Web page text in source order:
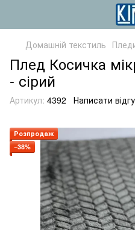
Домашній текстиль
Плед Косичка
- сірий
Артикул: 4392 Написати
Розпродаж
−38%